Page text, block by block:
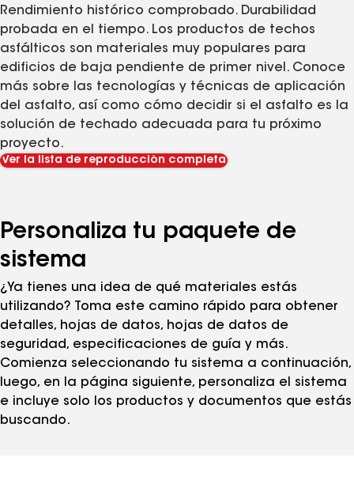
Rendimiento histórico comprobado. Durabilidad
probada en el tiempo. Los productos de techos
asfálticos son materiales muy populares para
edificios de baja pendiente de primer nivel. Conoce
más sobre las tecnologías y técnicas de aplicación
del asfalto, así como cómo decidir si el asfalto es la
solución de techado adecuada para tu próximo
proyecto.
Ver la lista de reproducción completa
Personaliza tu paquete de
sistema
¿Ya tienes una idea de qué materiales estás
utilizando? Toma este camino rápido para obtener
detalles, hojas de datos, hojas de datos de
seguridad, especificaciones de guía y más.
Comienza seleccionando tu sistema a continuación,
luego, en la página siguiente, personaliza el sistema
e incluye solo los productos y documentos que estás
buscando.